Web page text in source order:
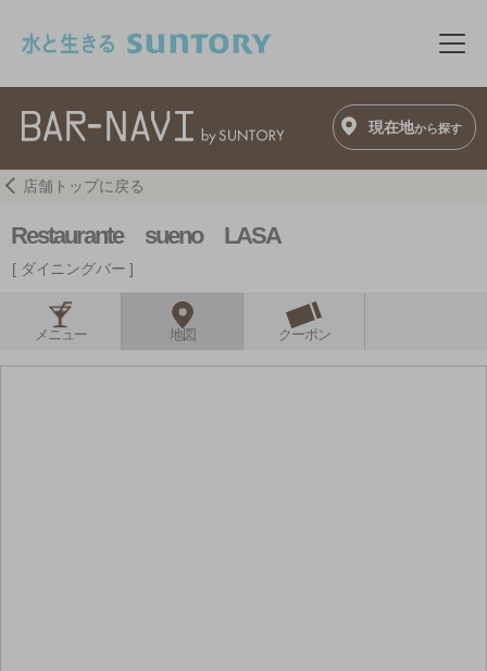
メ
現在地から探す
店舗トップに戻る
Restaurante sueno LASA
ダイニングバー
メニュー 地図 クーポン